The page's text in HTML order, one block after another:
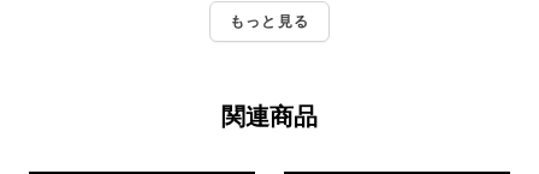
もっと見る
関連商品